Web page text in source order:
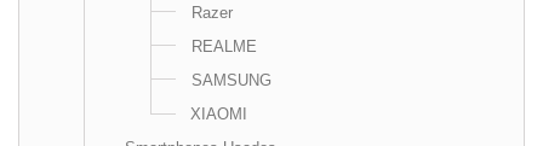
Razer
REALME
SAMSUNG
XIAOMI